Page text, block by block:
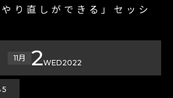
り直しができる」セッシ
11月 2WED2022